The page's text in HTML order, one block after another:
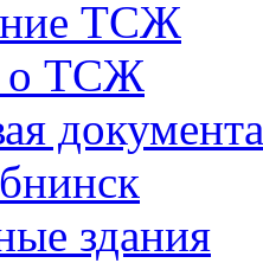
ТСЖ
о ТСЖ
здания